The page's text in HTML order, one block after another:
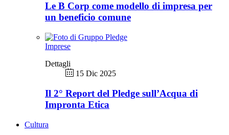
Le B Corp come modello di impresa per
un beneficio comune
Imprese
Dettagli
15 Dic 2025
Il 2° Report del Pledge sull’Acqua di
Impronta Etica
Cultura